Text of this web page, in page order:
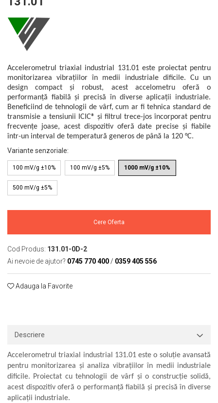
Software
Testări la vibrații
Vibrometre
Condiționere
Anemometre
Sonometre
Stații de monitorizare meteo
Alte echipamente de măsurare
Mașini și utilaje industriale
Utilaje feroviare
Mașini de echilibrare dinamică
Sisteme electrodinamice de testare la
vibrații
Camere climatice
Echipamente pentru industria militară
Senzori
Senzori fără fir (Wireless)
Senzori cu fir (Wired)
Senzori seismici
PC, Laptop, Tablete
Tablete Industriale
Laptopuri Industriale
Robotică
Servicii
Calibratoare
Sisteme laser de aliniere arbori
Măsurători geometrice
Măsurători termoviziune
Software
Analizoare achiziții de date
Condiționere
Anemometre
Sonometre
Stații de monitorizare meteo
Utilaje feroviare
Locomotive de manevră
Elevatoare mobile
Platouri rotative
Echipamente pentru operații de
sudură
Boghiuri de cale ferată
Alte utilaje feroviare
Echipament testare sisteme de
franare vehicule feroviare
Macarale portal
Senzori de forță
Senzori cu fir (Wired)
Accelerometre IEPE uniaxiale
Accelerometre IEPE triaxiale
Traductoare ICP de viteză de vibrații
Senzori de vibrații cu fir
Senzori piezoelectrici
Senzori AGS
Microfoane de măsurare
Senzori de deplasare
Senzori seismici
Status Pro
Svantek
VibraSens
Mectron
Lunitek
Gill Instruments
ZAGRO
Emanuel
Romell Inc.
Accelerometrul triaxial industrial 131.01 este proiectat pentru
monitorizarea vibrațiilor în medii industriale dificile. Cu un
design compact și robust, acest accelometru oferă o
performanță fiabilă și precisă în diverse aplicații industriale.
Beneficiind de tehnologii de vârf, cum ar fi tehnica standard de
transmisie a tensiunii ICIC® și filtrul trece-jos încorporat pentru
frecvențe joase, acest dispozitiv oferă date precise și fiabile
într-un interval de temperatură generos de până la 120 °C.
Variante senzoriale:
100 mV/g ±10% 100 mV/g ±5% 1000 mV/g ±10%
500 mV/g ±5%
Cere Oferta
Cod Produs: 131.01-0D-2
Ai nevoie de ajutor? 0745 770 400 / 0359 405 556
Adauga la Favorite
Descriere
Accelerometrul triaxial industrial 131.01 este o soluție avansată
pentru monitorizarea și analiza vibrațiilor în medii industriale
dificile. Proiectat cu tehnologii de vârf și o construcție solidă,
acest dispozitiv oferă o performanță fiabilă și precisă în diverse
aplicații industriale.